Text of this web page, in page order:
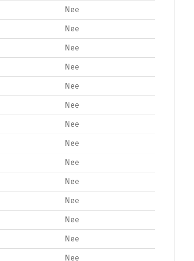
Nee
Nee
Nee
Nee
Nee
Nee
Nee
Nee
Nee
Nee
Nee
Nee
Nee
Nee